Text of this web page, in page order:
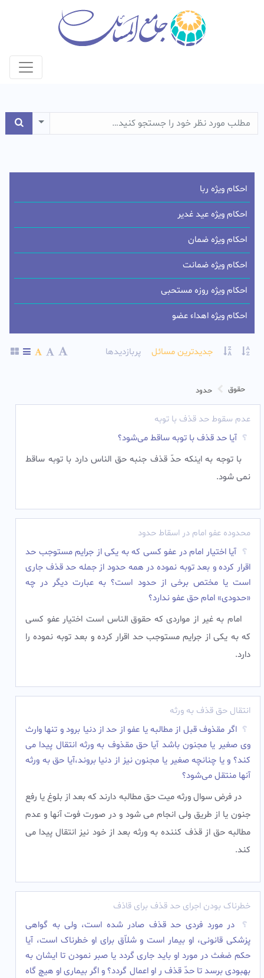
جدیدترین مسائل پربازدیدها
حقوق حدود
عدم سقوط حد قذف با توبه
آیا حد قذف با توبه ساقط می‌شود؟
با توجه به اینکه حدّ قذف جنبه حق الناس دارد با توبه ساقط
نمی شود.‌
محدوده عفو امام در اسقاط حدود
آیا اختیار امام در عفو کسی که به یکی از جرایم مستوجب حد
اقرار کرده و بعد توبه نموده در همه حدود از جمله حد قذف جاری
است یا مختص برخی از حدود است؟ به عبارت دیگر در چه
«حدودی» امام حق عفو ندارد؟
امام به غیر از مواردی که حقوق الناس است اختیار عفو کسی
که به یکی از جرایم مستوجب حد اقرار کرده و بعد توبه نموده را
دارد.‌
انتقال حق قذف به ورثه
اگر مقذوف قبل از مطالبه یا عفو از حد از دنیا برود و تنها وارث
وی صغیر یا مجنون باشد آیا حق مقذوف به ورثه انتقال پیدا می
کند؟ و یا چنانچه صغیر یا مجنون نیز از دنیا بروند،‏‌آیا حق به ورثه
آنها منتقل می‌شود؟
در فرض سوال ورثه میت حق مطالبه دارند که بعد از بلوغ یا رفع
جنون یا از طریق ولی انجام می شود و در صورت فوت آنها و عدم
مطالبه حق از قذف کننده به ورثه بعد از خود نیز انتقال پیدا می
کند.‌
خطرناک بودن اجرای حد قذف برای قاذف
در مورد فردی حد قذف صادر شده است، ولى به گواهى
پزشکى قانونى، او بیمار است و شلاّق براى او خطرناک است، آیا
حکم ضغث در مورد او باید جاری گردد یا صبر نمودن تا ایشان به
بهبودى برسد تا حدّ قذف ر او اعمال گردد؟ و اگر بیمارى او هیچ گاه
احکام ویژه ربا
احکام ویژه عید غدیر
احکام ویژه ضمان
احکام ویژه ضمانت
احکام ویژه روزه مستحبی
احکام ویژه اهداء عضو